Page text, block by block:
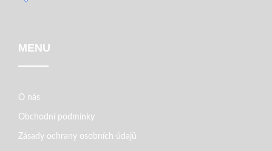
MENU
O nás
Obchodní podmínky
Zásady ochrany osobních údajů